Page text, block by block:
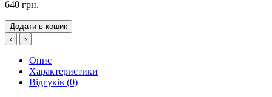
640 грн.
Додати в кошик
‹
›
Опис
Характеристики
Відгуків (0)